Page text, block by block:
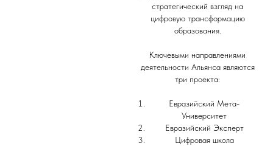
стратегический взгляд на
цифровую трансформацию
образования.
Ключевыми направлениями
деятельности Альянса являются
три проекта:
Евразийский Мета-
Университет
Евразийский Эксперт
Цифровая школа